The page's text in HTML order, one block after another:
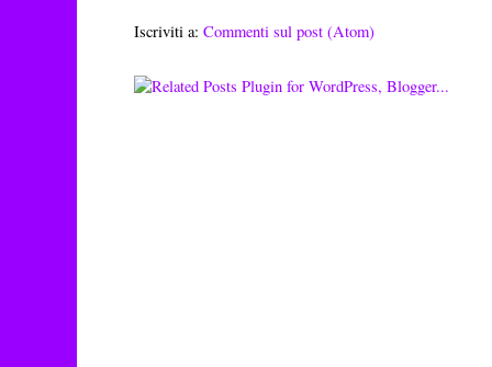
Iscriviti a: Commenti sul post (Atom)